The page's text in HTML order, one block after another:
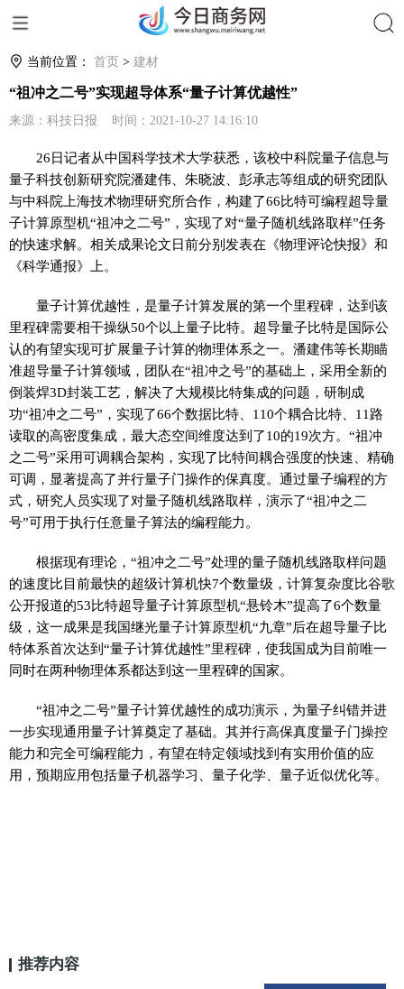
当前位置： 首页 > 建材
“祖冲之二号”实现超导体系“量子计算优越性”
来源：科技日报 时间：2021-10-27 14:16:10
26日记者从中国科学技术大学获悉，该校中科院量子信息与
量子科技创新研究院潘建伟、朱晓波、彭承志等组成的研究团队
与中科院上海技术物理研究所合作，构建了66比特可编程超导量
子计算原型机“祖冲之二号”，实现了对“量子随机线路取样”任务
的快速求解。相关成果论文日前分别发表在《物理评论快报》和
《科学通报》上。
量子计算优越性，是量子计算发展的第一个里程碑，达到该
里程碑需要相干操纵50个以上量子比特。超导量子比特是国际公
认的有望实现可扩展量子计算的物理体系之一。潘建伟等长期瞄
准超导量子计算领域，团队在“祖冲之号”的基础上，采用全新的
倒装焊3D封装工艺，解决了大规模比特集成的问题，研制成
功“祖冲之二号”，实现了66个数据比特、110个耦合比特、11路
读取的高密度集成，最大态空间维度达到了10的19次方。“祖冲
之二号”采用可调耦合架构，实现了比特间耦合强度的快速、精确
可调，显著提高了并行量子门操作的保真度。通过量子编程的方
式，研究人员实现了对量子随机线路取样，演示了“祖冲之二
号”可用于执行任意量子算法的编程能力。
根据现有理论，“祖冲之二号”处理的量子随机线路取样问题
的速度比目前最快的超级计算机快7个数量级，计算复杂度比谷歌
公开报道的53比特超导量子计算原型机“悬铃木”提高了6个数量
级，这一成果是我国继光量子计算原型机“九章”后在超导量子比
特体系首次达到“量子计算优越性”里程碑，使我国成为目前唯一
同时在两种物理体系都达到这一里程碑的国家。
“祖冲之二号”量子计算优越性的成功演示，为量子纠错并进
一步实现通用量子计算奠定了基础。其并行高保真度量子门操控
能力和完全可编程能力，有望在特定领域找到有实用价值的应
用，预期应用包括量子机器学习、量子化学、量子近似优化等。
推荐内容